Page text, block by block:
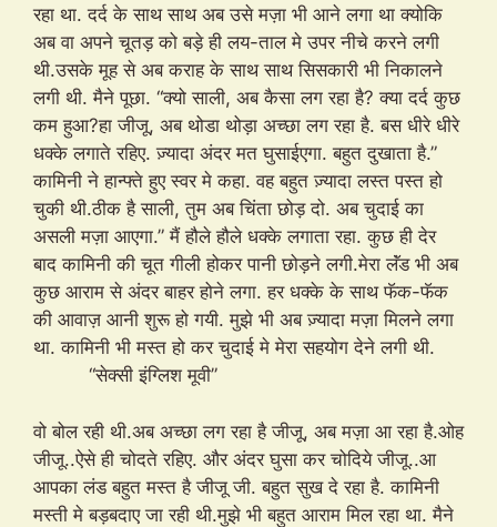
रहा था. दर्द के साथ साथ अब उसे मज़ा भी आने लगा था क्योकि
अब वा अपने चूतड़ को बड़े ही लय-ताल मे उपर नीचे करने लगी
थी.उसके मूह से अब कराह के साथ साथ सिसकारी भी निकालने
लगी थी. मैने पूछा. “क्यो साली, अब कैसा लग रहा है? क्या दर्द कुछ
कम हुआ?हा जीजू, अब थोडा थोड़ा अच्छा लग रहा है. बस धीरे धीरे
धक्के लगाते रहिए. ज़्यादा अंदर मत घुसाईएगा. बहुत दुखाता है.”
कामिनी ने हान्फ्ते हुए स्वर मे कहा. वह बहुत ज़्यादा लस्त पस्त हो
चुकी थी.ठीक है साली, तुम अब चिंता छोड़ दो. अब चुदाई का
असली मज़ा आएगा.” मैं हौले हौले धक्के लगाता रहा. कुछ ही देर
बाद कामिनी की चूत गीली होकर पानी छोड़ने लगी.मेरा लॅंड भी अब
कुछ आराम से अंदर बाहर होने लगा. हर धक्के के साथ फॅक-फॅक
की आवाज़ आनी शुरू हो गयी. मुझे भी अब ज़्यादा मज़ा मिलने लगा
था. कामिनी भी मस्त हो कर चुदाई मे मेरा सहयोग देने लगी थी.
“सेक्सी इंग्लिश मूवी”
वो बोल रही थी.अब अच्छा लग रहा है जीजू, अब मज़ा आ रहा है.ओह
जीजू..ऐसे ही चोदते रहिए. और अंदर घुसा कर चोदिये जीजू..आ
आपका लंड बहुत मस्त है जीजू जी. बहुत सुख दे रहा है. कामिनी
मस्ती मे बड़बदाए जा रही थी.मुझे भी बहुत आराम मिल रहा था. मैने